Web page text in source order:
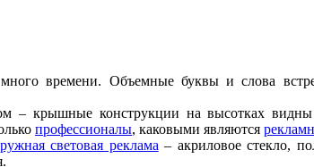
времени. Объемные буквы и слова
– крышные конструкции на высотках
профессионалы, каковыми являются
световая реклама – акриловое стекло,